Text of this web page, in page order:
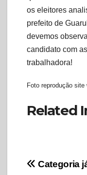
os eleitores
prefeito de
devemos
candidato com
trabalhadora!
Foto reprodução site
Related
Categoria